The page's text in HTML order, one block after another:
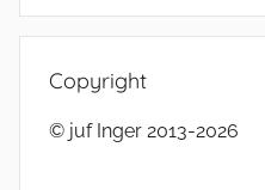
Copyright
© juf Inger 2013-2026